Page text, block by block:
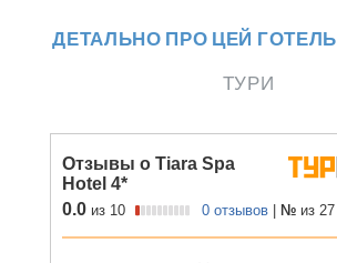
ДЕТАЛЬНО ПРО ЦЕЙ ГОТЕЛЬ
ТУРИ